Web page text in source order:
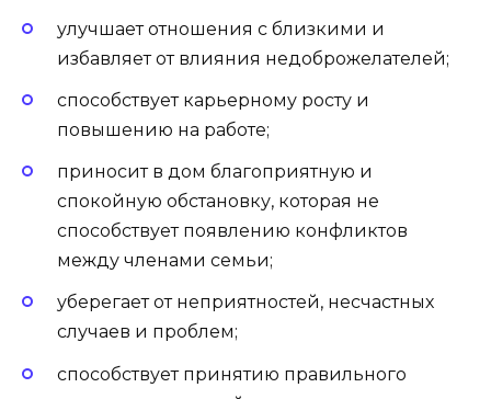
улучшает отношения с близкими и
избавляет от влияния недоброжелателей;
способствует карьерному росту и
повышению на работе;
приносит в дом благоприятную и
спокойную обстановку, которая не
способствует появлению конфликтов
между членами семьи;
уберегает от неприятностей, несчастных
случаев и проблем;
способствует принятию правильного